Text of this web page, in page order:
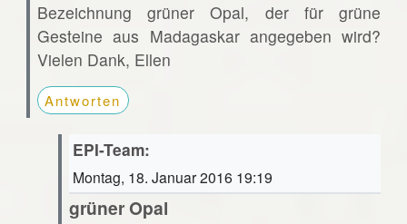
Bezeichnung grüner Opal, der für grüne
Gesteine aus Madagaskar angegeben wird?
Vielen Dank, Ellen
Antworten
EPI-Team:
Montag, 18. Januar 2016 19:19
grüner Opal